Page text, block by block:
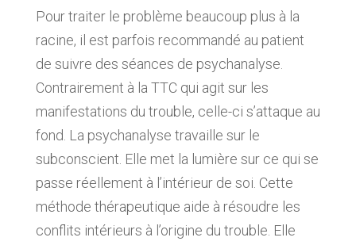
Pour traiter le problème beaucoup plus à la
racine, il est parfois recommandé au patient
de suivre des séances de psychanalyse.
Contrairement à la TTC qui agit sur les
manifestations du trouble, celle-ci s’attaque au
fond. La psychanalyse travaille sur le
subconscient. Elle met la lumière sur ce qui se
passe réellement à l’intérieur de soi. Cette
méthode thérapeutique aide à résoudre les
conflits intérieurs à l’origine du trouble. Elle